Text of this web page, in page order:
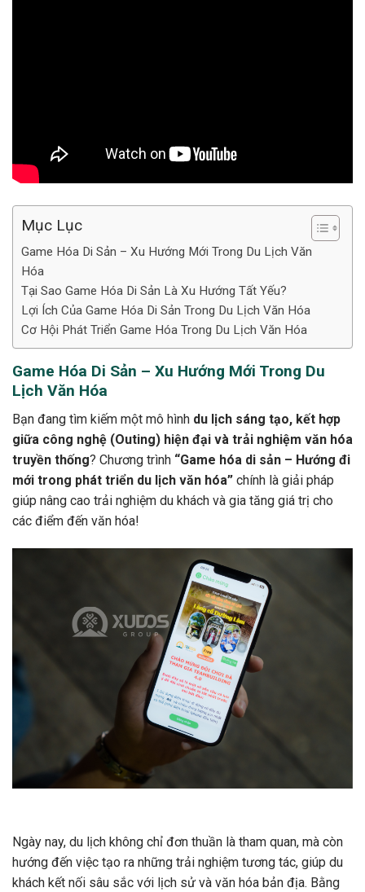
Mục Lục
Game Hóa Di Sản – Xu Hướng Mới Trong Du Lịch Văn
Hóa
Tại Sao Game Hóa Di Sản Là Xu Hướng Tất Yếu?
Lợi Ích Của Game Hóa Di Sản Trong Du Lịch Văn Hóa
Cơ Hội Phát Triển Game Hóa Trong Du Lịch Văn Hóa
Game Hóa Di Sản – Xu Hướng Mới Trong Du
Lịch Văn Hóa
Bạn đang tìm kiếm một mô hình du lịch sáng tạo, kết hợp
giữa công nghệ (Outing) hiện đại và trải nghiệm văn hóa
truyền thống? Chương trình “Game hóa di sản – Hướng đi
mới trong phát triển du lịch văn hóa” chính là giải pháp
giúp nâng cao trải nghiệm du khách và gia tăng giá trị cho
các điểm đến văn hóa!
Ngày nay, du lịch không chỉ đơn thuần là tham quan, mà còn
hướng đến việc tạo ra những trải nghiệm tương tác, giúp du
khách kết nối sâu sắc với lịch sử và văn hóa bản địa. Bằng